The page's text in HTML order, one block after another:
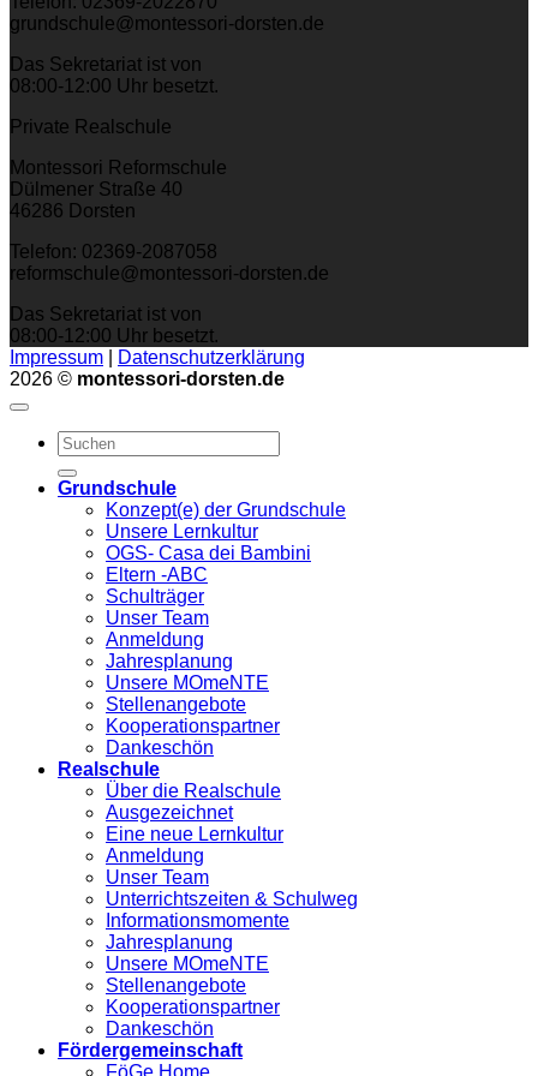
grundschule@montessori-dorsten.de
Das Sekretariat ist von
08:00-12:00 Uhr besetzt.
Private Realschule
Montessori Reformschule
Dülmener Straße 40
46286 Dorsten
Telefon: 02369-2087058
reformschule@montessori-dorsten.de
Das Sekretariat ist von
08:00-12:00 Uhr besetzt.
Impressum
Datenschutzerklärung
2026 © montessori-dorsten.de
Grundschule
Konzept(e) der Grundschule
Unsere Lernkultur
OGS- Casa dei Bambini
Eltern -ABC
Schulträger
Unser Team
Anmeldung
Jahresplanung
Unsere MOmeNTE
Stellenangebote
Kooperationspartner
Dankeschön
Realschule
Über die Realschule
Ausgezeichnet
Eine neue Lernkultur
Anmeldung
Unser Team
Unterrichtszeiten & Schulweg
Informationsmomente
Jahresplanung
Unsere MOmeNTE
Stellenangebote
Kooperationspartner
Dankeschön
Fördergemeinschaft